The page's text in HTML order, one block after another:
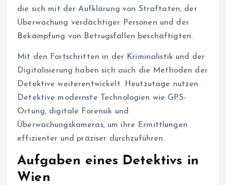
die sich mit der Aufklärung von Straftaten, der
Überwachung verdächtiger Personen und der
Bekämpfung von Betrugsfällen beschäftigten.
Mit den Fortschritten in der Kriminalistik und der
Digitalisierung haben sich auch die Methoden der
Detektive weiterentwickelt. Heutzutage nutzen
Detektive modernste Technologien wie GPS-
Ortung, digitale Forensik und
Überwachungskameras, um ihre Ermittlungen
effizienter und präziser durchzuführen.
Aufgaben eines Detektivs in
Wien